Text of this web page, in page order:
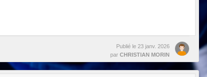
Publié le 23 janv. 2026
par CHRISTIAN MORIN